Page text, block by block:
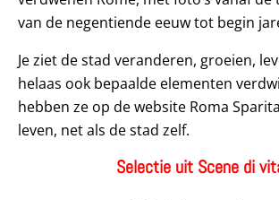
van de negentiende eeuw tot begin
Je ziet de stad veranderen, groeien,
helaas ook bepaalde elementen
hebben ze op de website Roma
leven, net als de stad zelf.
Selectie uit Scene di